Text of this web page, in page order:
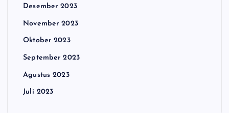
Desember 2023
November 2023
Oktober 2023
September 2023
Agustus 2023
Juli 2023